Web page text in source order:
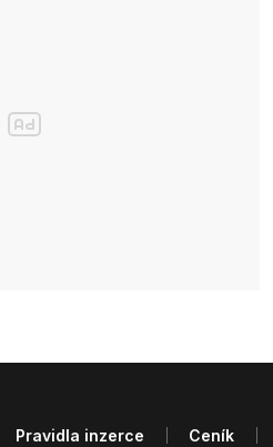
Pravidla inzerce
Ceník